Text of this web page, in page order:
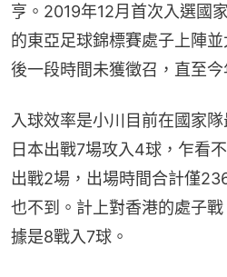
亨。2019年12月首次入選國
的東亞足球錦標賽處子上陣
後一段時間未獲徵召，直至
入球效率是小川目前在國家
日本出戰7場攻入4球，乍看
出戰2場，出場時間合計僅
也不到。計上對香港的處子
據是8戰入7球。